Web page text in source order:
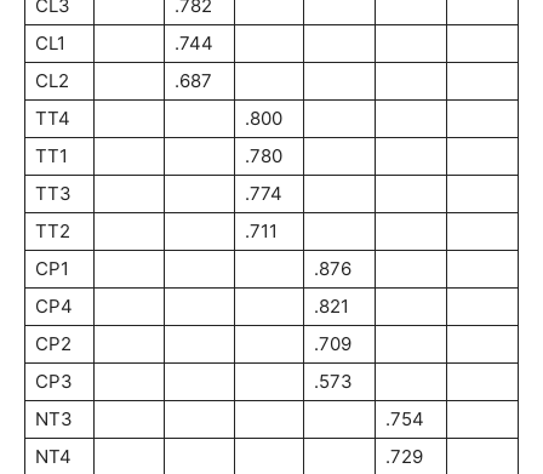
CL3
.782
CL1
.744
CL2
.687
TT4
.800
TT1
.780
TT3
.774
TT2
.711
CP1
.876
CP4
.821
CP2
.709
CP3
.573
NT3
.754
NT4
.729